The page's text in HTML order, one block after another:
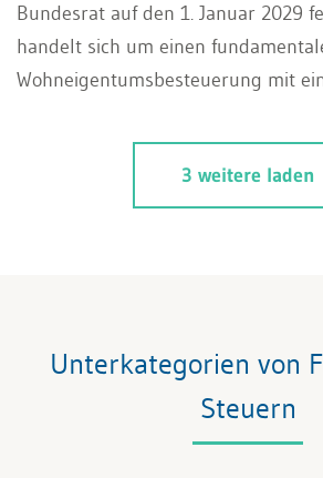
Bundesrat auf den 1. Januar 2029
handelt sich um einen
Wohneigentumsbesteuerung mit
versteckten
3 weitere laden
Unterkategorien von
Steuern